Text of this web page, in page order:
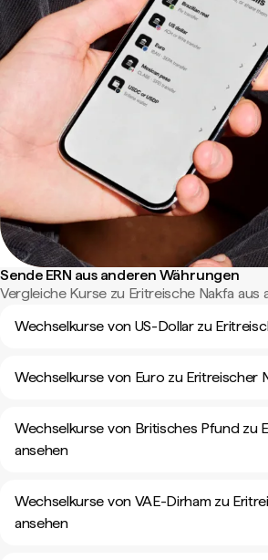
Sende ERN aus anderen Währungen
Vergleiche Kurse zu Eritreische Nakfa aus
Wechselkurse von US-Dollar zu
Wechselkurse von Euro zu Eritreischer
Wechselkurse von Britisches Pfund zu
ansehen
Wechselkurse von VAE-Dirham zu
ansehen